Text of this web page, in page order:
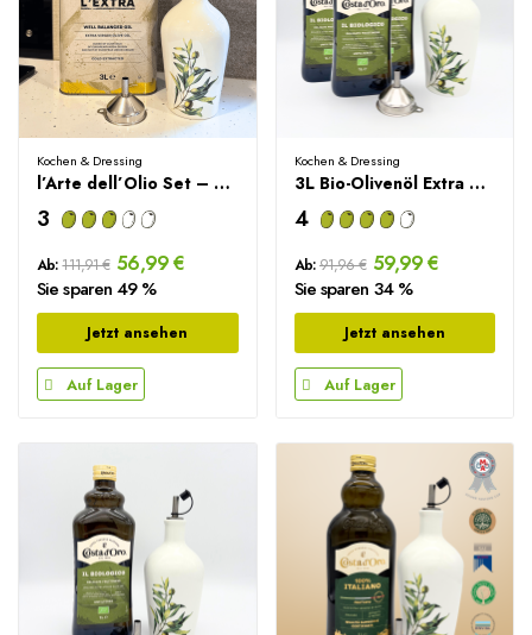
Kochen & Dressing
l’Arte dell’Olio Set – 3L Extra Natives...
3
Ab: 111,91 € 56,99 €
Sie sparen 49 %
Jetzt ansehen
Auf Lager
Kochen & Dressing
3L Bio-Olivenöl Extra Vergine +...
4
Ab: 91,96 € 59,99 €
Sie sparen 34 %
Jetzt ansehen
Auf Lager